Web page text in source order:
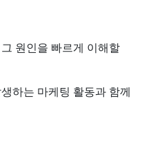
원인을 빠르게 이해할
하는 마케팅 활동과 함께